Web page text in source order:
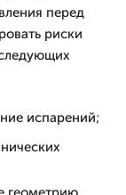
перед
риски
испарений;